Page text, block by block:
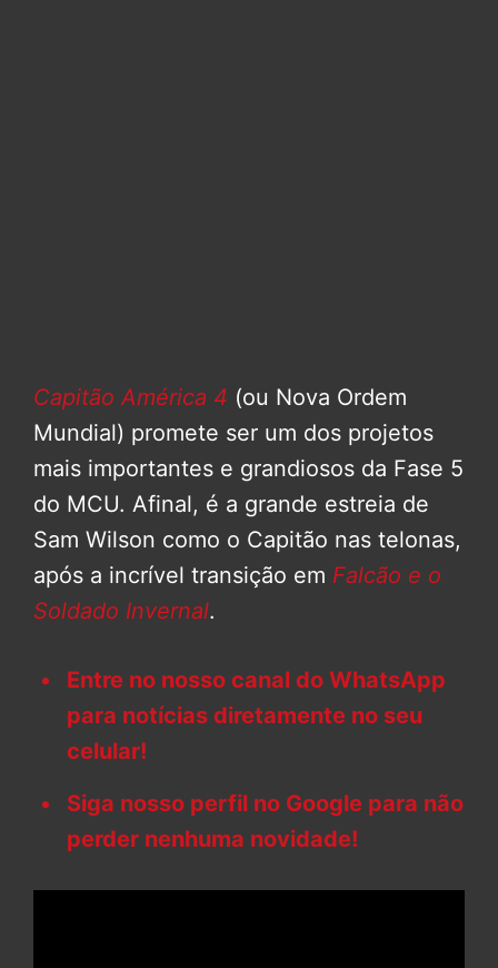
Capitão América 4 (ou Nova Ordem
Mundial) promete ser um dos projetos
mais importantes e grandiosos da Fase 5
do MCU. Afinal, é a grande estreia de
Sam Wilson como o Capitão nas telonas,
após a incrível transição em Falcão e o
Soldado Invernal.
Entre no nosso canal do WhatsApp
para notícias diretamente no seu
celular!
Siga nosso perfil no Google para não
perder nenhuma novidade!